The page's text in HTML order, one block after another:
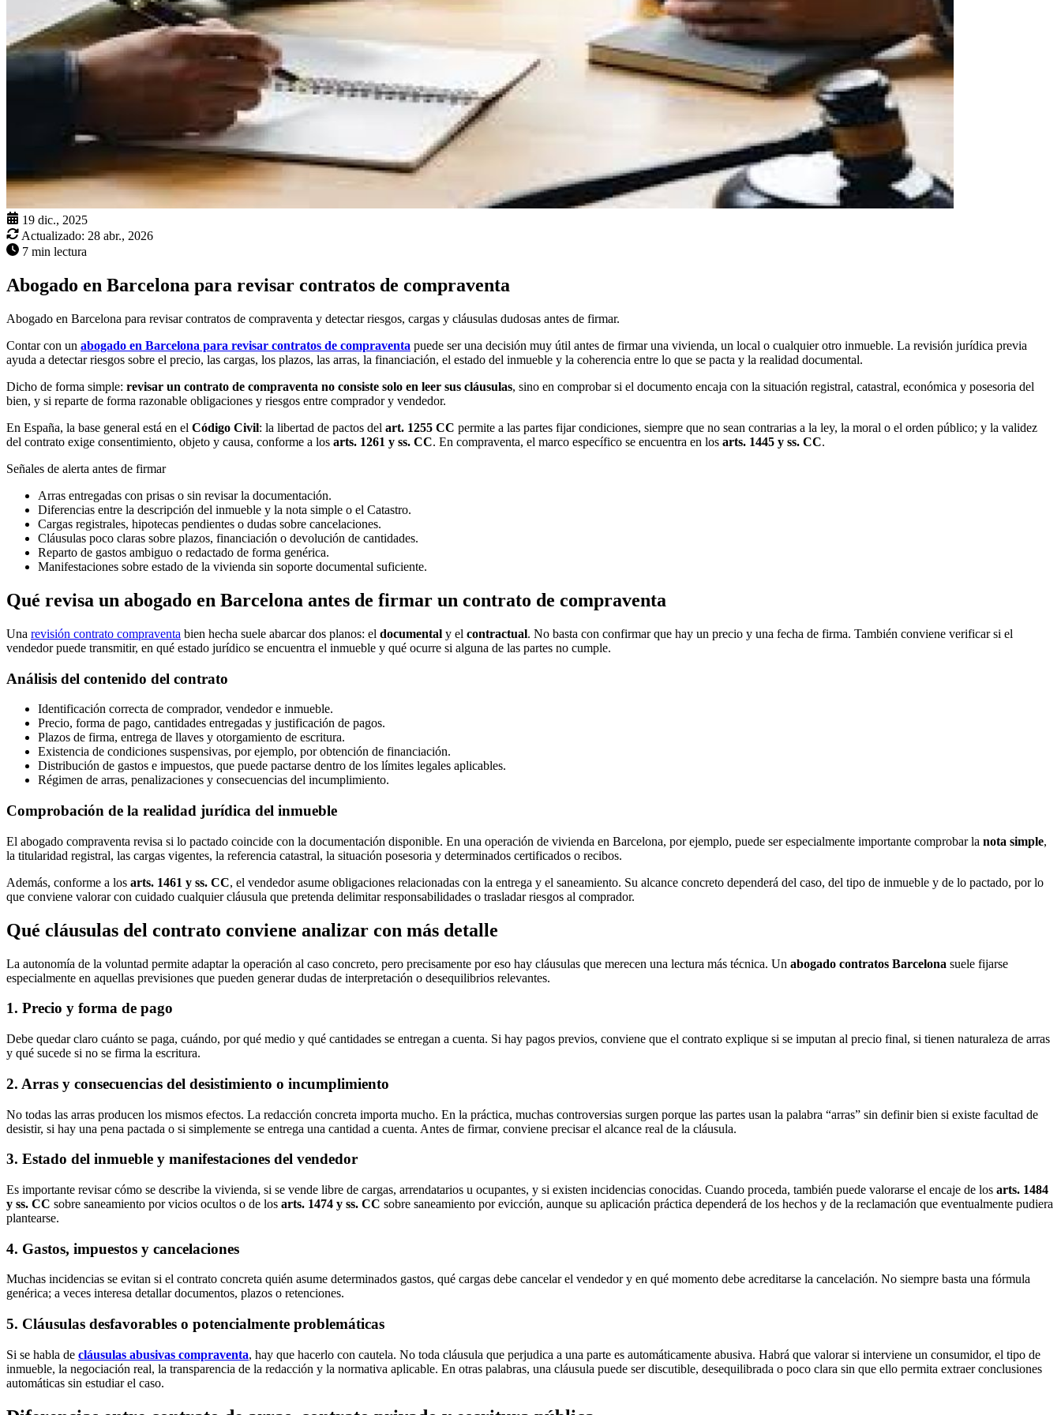
19 dic., 2025
Actualizado: 28 abr., 2026
7 min lectura
Abogado en Barcelona para revisar contratos de compraventa
Abogado en Barcelona para revisar contratos de compraventa y detectar riesgos, cargas y cláusulas dudosas antes de firmar.
Contar con un abogado en Barcelona para revisar contratos de compraventa puede ser una decisión muy útil antes de firmar una vivienda, un local o cualquier otro inmueble. La revisión jurídica previa
ayuda a detectar riesgos sobre el precio, las cargas, los plazos, las arras, la financiación, el estado del inmueble y la coherencia entre lo que se pacta y la realidad documental.
Dicho de forma simple: revisar un contrato de compraventa no consiste solo en leer sus cláusulas, sino en comprobar si el documento encaja con la situación registral, catastral, económica y posesoria del
bien, y si reparte de forma razonable obligaciones y riesgos entre comprador y vendedor.
En España, la base general está en el Código Civil: la libertad de pactos del art. 1255 CC permite a las partes fijar condiciones, siempre que no sean contrarias a la ley, la moral o el orden público; y la validez
del contrato exige consentimiento, objeto y causa, conforme a los arts. 1261 y ss. CC. En compraventa, el marco específico se encuentra en los arts. 1445 y ss. CC.
Señales de alerta antes de firmar
Arras entregadas con prisas o sin revisar la documentación.
Diferencias entre la descripción del inmueble y la nota simple o el Catastro.
Cargas registrales, hipotecas pendientes o dudas sobre cancelaciones.
Cláusulas poco claras sobre plazos, financiación o devolución de cantidades.
Reparto de gastos ambiguo o redactado de forma genérica.
Manifestaciones sobre estado de la vivienda sin soporte documental suficiente.
Qué revisa un abogado en Barcelona antes de firmar un contrato de compraventa
Una revisión contrato compraventa bien hecha suele abarcar dos planos: el documental y el contractual. No basta con confirmar que hay un precio y una fecha de firma. También conviene verificar si el
vendedor puede transmitir, en qué estado jurídico se encuentra el inmueble y qué ocurre si alguna de las partes no cumple.
Análisis del contenido del contrato
Identificación correcta de comprador, vendedor e inmueble.
Precio, forma de pago, cantidades entregadas y justificación de pagos.
Plazos de firma, entrega de llaves y otorgamiento de escritura.
Existencia de condiciones suspensivas, por ejemplo, por obtención de financiación.
Distribución de gastos e impuestos, que puede pactarse dentro de los límites legales aplicables.
Régimen de arras, penalizaciones y consecuencias del incumplimiento.
Comprobación de la realidad jurídica del inmueble
El abogado compraventa revisa si lo pactado coincide con la documentación disponible. En una operación de vivienda en Barcelona, por ejemplo, puede ser especialmente importante comprobar la nota simple,
la titularidad registral, las cargas vigentes, la referencia catastral, la situación posesoria y determinados certificados o recibos.
Además, conforme a los arts. 1461 y ss. CC, el vendedor asume obligaciones relacionadas con la entrega y el saneamiento. Su alcance concreto dependerá del caso, del tipo de inmueble y de lo pactado, por lo
que conviene valorar con cuidado cualquier cláusula que pretenda delimitar responsabilidades o trasladar riesgos al comprador.
Qué cláusulas del contrato conviene analizar con más detalle
La autonomía de la voluntad permite adaptar la operación al caso concreto, pero precisamente por eso hay cláusulas que merecen una lectura más técnica. Un abogado contratos Barcelona suele fijarse
especialmente en aquellas previsiones que pueden generar dudas de interpretación o desequilibrios relevantes.
1. Precio y forma de pago
Debe quedar claro cuánto se paga, cuándo, por qué medio y qué cantidades se entregan a cuenta. Si hay pagos previos, conviene que el contrato explique si se imputan al precio final, si tienen naturaleza de arras
y qué sucede si no se firma la escritura.
2. Arras y consecuencias del desistimiento o incumplimiento
No todas las arras producen los mismos efectos. La redacción concreta importa mucho. En la práctica, muchas controversias surgen porque las partes usan la palabra “arras” sin definir bien si existe facultad de
desistir, si hay una pena pactada o si simplemente se entrega una cantidad a cuenta. Antes de firmar, conviene precisar el alcance real de la cláusula.
3. Estado del inmueble y manifestaciones del vendedor
Es importante revisar cómo se describe la vivienda, si se vende libre de cargas, arrendatarios u ocupantes, y si existen incidencias conocidas. Cuando proceda, también puede valorarse el encaje de los arts. 1484
y ss. CC sobre saneamiento por vicios ocultos o de los arts. 1474 y ss. CC sobre saneamiento por evicción, aunque su aplicación práctica dependerá de los hechos y de la reclamación que eventualmente pudiera
plantearse.
4. Gastos, impuestos y cancelaciones
Muchas incidencias se evitan si el contrato concreta quién asume determinados gastos, qué cargas debe cancelar el vendedor y en qué momento debe acreditarse la cancelación. No siempre basta una fórmula
genérica; a veces interesa detallar documentos, plazos o retenciones.
5. Cláusulas desfavorables o potencialmente problemáticas
Si se habla de cláusulas abusivas compraventa, hay que hacerlo con cautela. No toda cláusula que perjudica a una parte es automáticamente abusiva. Habrá que valorar si interviene un consumidor, el tipo de
inmueble, la negociación real, la transparencia de la redacción y la normativa aplicable. En otras palabras, una cláusula puede ser discutible, desequilibrada o poco clara sin que ello permita extraer conclusiones
automáticas sin estudiar el caso.